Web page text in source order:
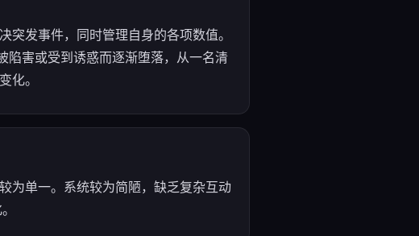
发事件，同时管理自身的各项数值。
陷害或受到诱惑而逐渐堕落，从一名清
化。
为单一。系统较为简陋，缺乏复杂互动